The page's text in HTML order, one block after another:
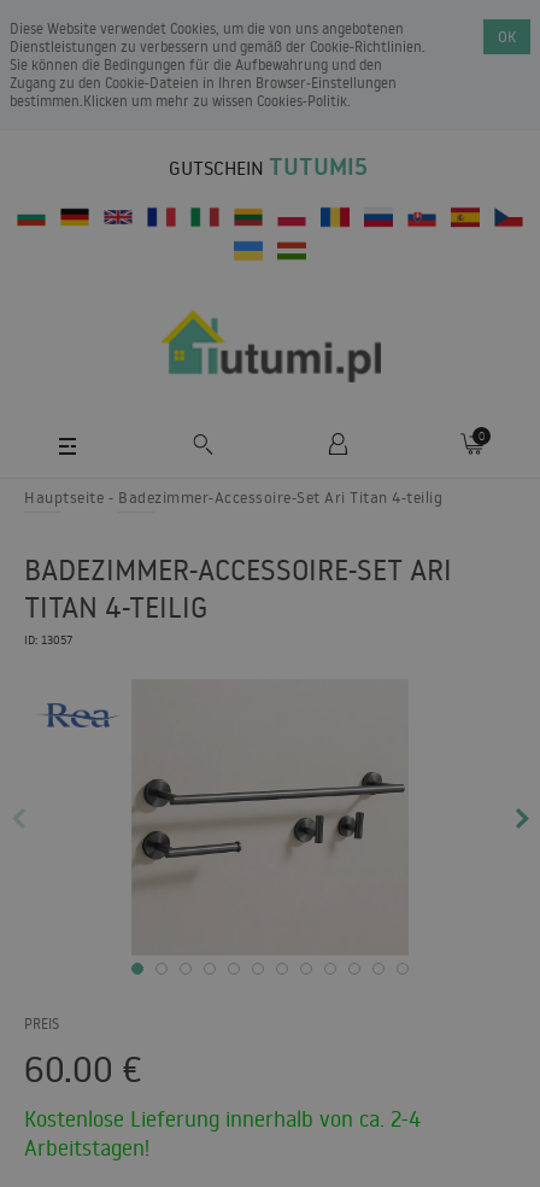
Diese Website verwendet Cookies, um die von uns angebotenen
Dienstleistungen zu verbessern und gemäß der Cookie-Richtlinien.
Sie können die Bedingungen für die Aufbewahrung und den
Zugang zu den Cookie-Dateien in Ihren Browser-Einstellungen
bestimmen.Klicken um mehr zu wissen Cookies-Politik.
OK
GUTSCHEIN TUTUMI5
0
Hauptseite Badezimmer-Accessoire-Set Ari Titan 4-teilig
BADEZIMMER-ACCESSOIRE-SET ARI
TITAN 4-TEILIG
ID: 13057
PREIS
60.00 €
Kostenlose Lieferung innerhalb von ca. 2-4
Arbeitstagen!